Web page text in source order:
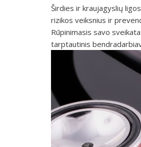
Širdies ir kraujagyslių
rizikos veiksnius ir
Rūpinimasis savo
tarptautinis